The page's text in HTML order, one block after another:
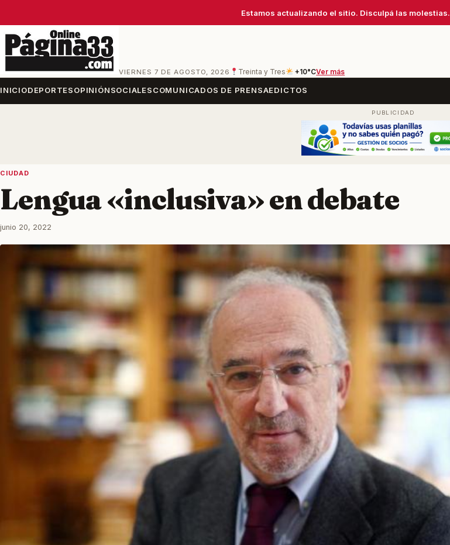
Estamos actualizando el sitio. Disculpá las molestias.
VIERNES 7 DE AGOSTO, 2026 Treinta y Tres +10°CVer más
INICIODEPORTESOPINIÓNSOCIALESCOMUNICADOS DE PRENSAEDICTOS
CIUDAD
Lengua «inclusiva» en debate
junio 20, 2022